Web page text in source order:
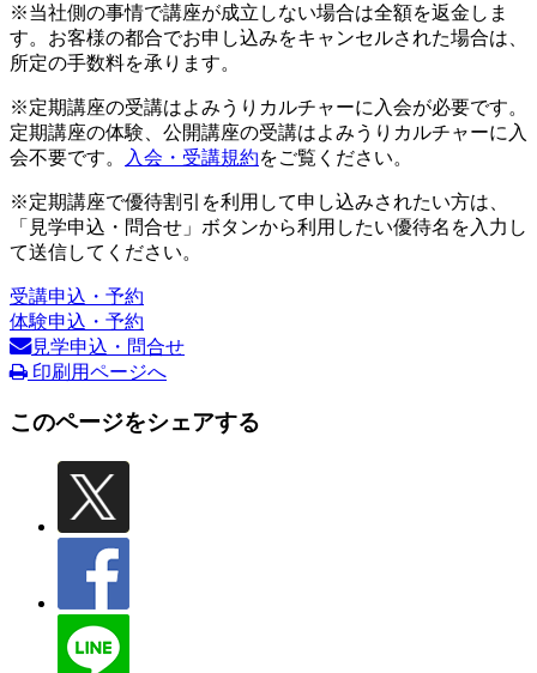
※当社側の事情で講座が成立しない場合は全額を返金しま
す。お客様の都合でお申し込みをキャンセルされた場合は、
所定の手数料を承ります。
※定期講座の受講はよみうりカルチャーに入会が必要です。
定期講座の体験、公開講座の受講はよみうりカルチャーに入
会不要です。
入会・受講規約をご覧ください。
※定期講座で優待割引を利用して申し込みされたい方は、
「見学申込・問合せ」ボタンから利用したい優待名を入力し
て送信してください。
受講申込・予約
体験申込・予約
見学申込・問合せ
印刷用ページへ
このページをシェアする